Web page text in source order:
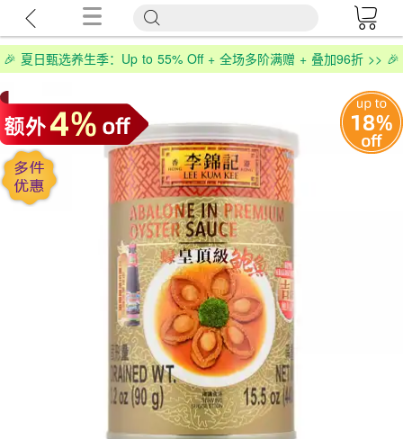
🎉 夏日甄选养生季：Up to 55% Off + 全场多阶满赠 + 叠加96折 >> 🎉